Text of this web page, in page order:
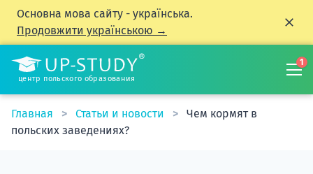
Основна мова сайту - українська.
Продовжити українською →
центр польского образования
1
Главная Статьи и новости
Чем кормят в
польских заведениях?